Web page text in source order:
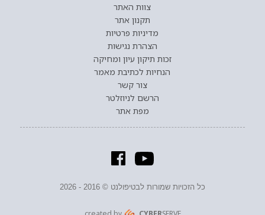
צוות האתר
תקנון אתר
מדיניות פרטיות
הצהרת נגישות
זכות תיקון עיון ומחיקה
הנחיות לכתיבת מאמר
צור קשר
הרשם לניוזלטר
מפת אתר
כל הזכויות שמורות לבטיפולנט © 2016 - 2026